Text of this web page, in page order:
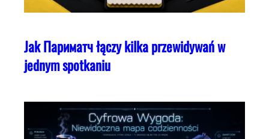
Jak Париматч łączy kilka przewidywań w
jednym spotkaniu